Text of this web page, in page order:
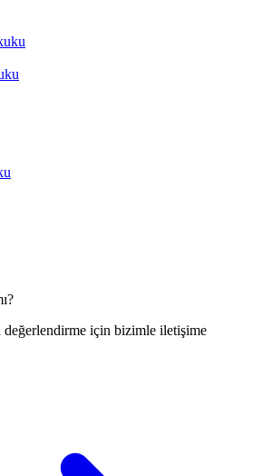
değerlendirme için bizimle iletişime